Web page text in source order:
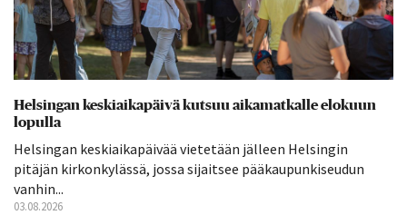
Helsingan keskiaikapäivä kutsuu aikamatkalle elokuun
lopulla
Helsingan keskiaikapäivää vietetään jälleen Helsingin
pitäjän kirkonkylässä, jossa sijaitsee pääkaupunkiseudun
vanhin...
03.08.2026